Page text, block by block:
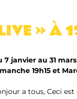
» À
7 janvier au 31 mars
19h15 et
a tous, Ceci